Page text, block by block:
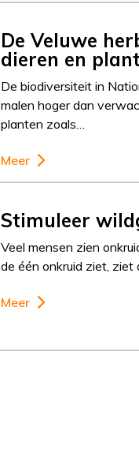
De Veluwe
dieren en
De biodiversiteit in
malen hoger dan
planten zoals…
Meer
Stimuleer
Veel mensen zien
de één onkruid ziet, ziet
Meer